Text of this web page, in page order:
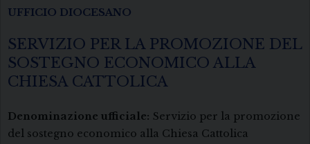
UFFICIO DIOCESANO
SERVIZIO PER LA PROMOZIONE DEL
SOSTEGNO ECONOMICO ALLA
CHIESA CATTOLICA
Denominazione ufficiale: Servizio per la promozione
del sostegno economico alla Chiesa Cattolica